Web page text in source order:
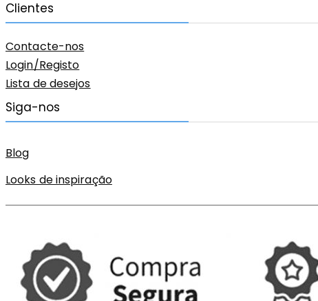
Clientes
Contacte-nos
Login/Registo
Lista de desejos
Siga-nos
Blog
Looks de inspiração